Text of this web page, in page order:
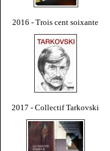
2016 - Trois cent soixante
2017 - Collectif Tarkovski